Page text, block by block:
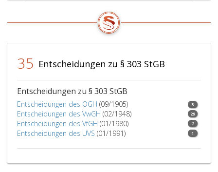
35 Entscheidungen zu § 303 StGB
Entscheidungen zu § 303 StGB
Entscheidungen des OGH (09/1905) 3
Entscheidungen des VwGH (02/1948) 29
Entscheidungen des VfGH (01/1980) 2
Entscheidungen des UVS (01/1991) 1